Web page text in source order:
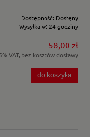
Dostępność: Dostęny
Wysyłka w: 24 godziny
58,00 zł
VAT, bez kosztów dostawy
do koszyka